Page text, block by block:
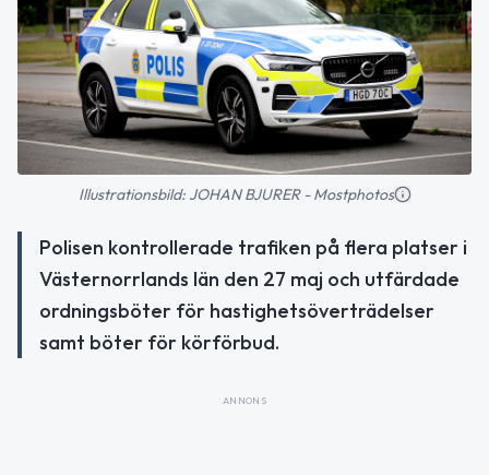
Illustrationsbild: JOHAN BJURER - Mostphotos
Polisen kontrollerade trafiken på flera platser i
Västernorrlands län den 27 maj och utfärdade
ordningsböter för hastighetsöverträdelser
samt böter för körförbud.
ANNONS